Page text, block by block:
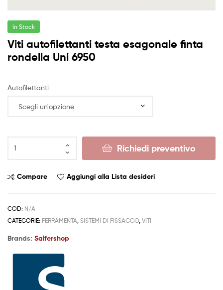
In Stock
Viti autofilettanti testa esagonale finta
rondella Uni 6950
Autofilettanti
Richiedi preventivo
Compare Aggiungi alla Lista desideri
COD: N/A
CATEGORIE: FERRAMENTA SISTEMI DI FISSAGGO VITI
Brands: Salfershop